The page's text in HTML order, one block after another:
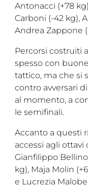
Antonacci (+78
Carboni (-42 kg),
Andrea Zappone
Percorsi costruiti
spesso con
tattico, ma che si
contro avversari
al momento, a
le semifinali.
Accanto a questi
accessi agli ottavi
Gianfilippo Bellino
kg), Maja Molin
e Lucrezia